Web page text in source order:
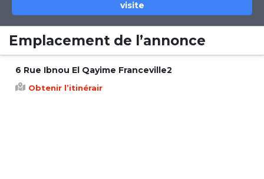
visite
Emplacement de l’annonce
6 Rue Ibnou El Qayime Franceville2
Obtenir l’itinérair